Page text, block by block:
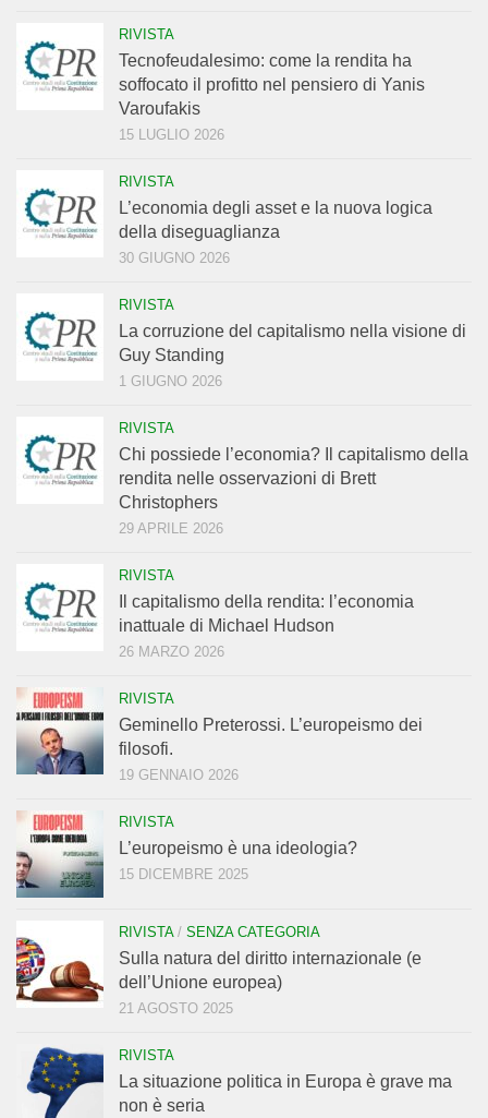
RIVISTA
Tecnofeudalesimo: come la rendita ha
soffocato il profitto nel pensiero di Yanis
Varoufakis
15 LUGLIO 2026
RIVISTA
L’economia degli asset e la nuova logica
della diseguaglianza
30 GIUGNO 2026
RIVISTA
La corruzione del capitalismo nella visione di
Guy Standing
1 GIUGNO 2026
RIVISTA
Chi possiede l’economia? Il capitalismo della
rendita nelle osservazioni di Brett
Christophers
29 APRILE 2026
RIVISTA
Il capitalismo della rendita: l’economia
inattuale di Michael Hudson
26 MARZO 2026
RIVISTA
Geminello Preterossi. L’europeismo dei
filosofi.
19 GENNAIO 2026
RIVISTA
L’europeismo è una ideologia?
15 DICEMBRE 2025
RIVISTA/ SENZA CATEGORIA
Sulla natura del diritto internazionale (e
dell’Unione europea)
21 AGOSTO 2025
RIVISTA
La situazione politica in Europa è grave ma
non è seria